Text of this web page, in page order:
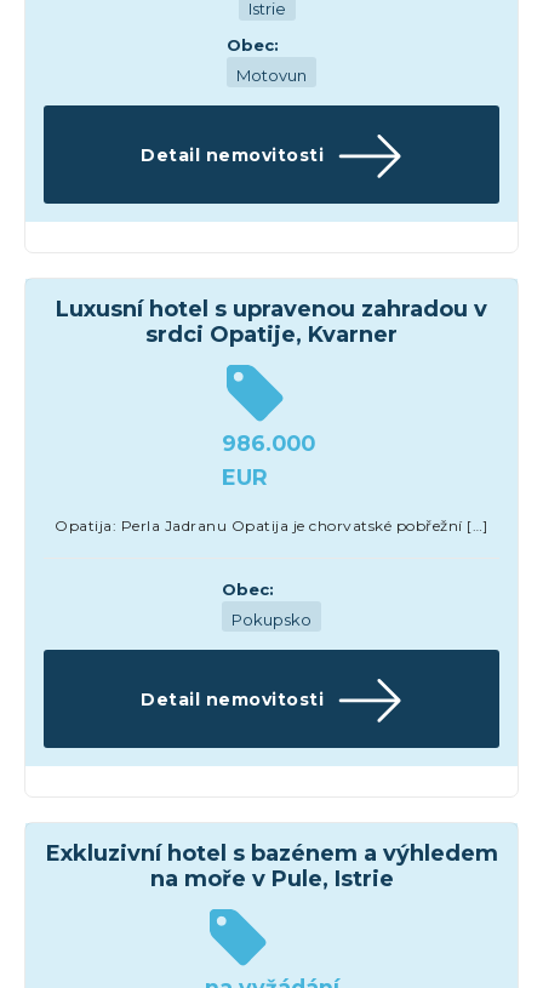
Istrie
Obec:
Motovun
Detail nemovitosti
Luxusní hotel s upravenou zahradou v
srdci Opatije, Kvarner
986.000
EUR
Opatija: Perla Jadranu Opatija je chorvatské pobřežní […]
Obec:
Pokupsko
Detail nemovitosti
Exkluzivní hotel s bazénem a výhledem
na moře v Pule, Istrie